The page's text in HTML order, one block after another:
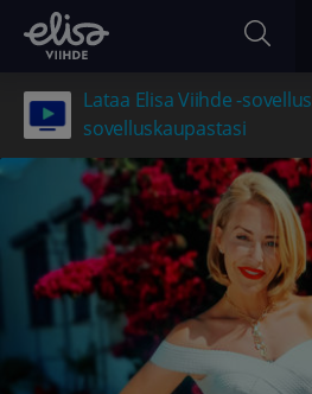
Lataa Elisa Viihde -sovellus
sovelluskaupastasi